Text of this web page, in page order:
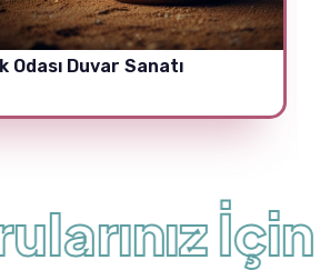
Odası Duvar Sanatı
İçin